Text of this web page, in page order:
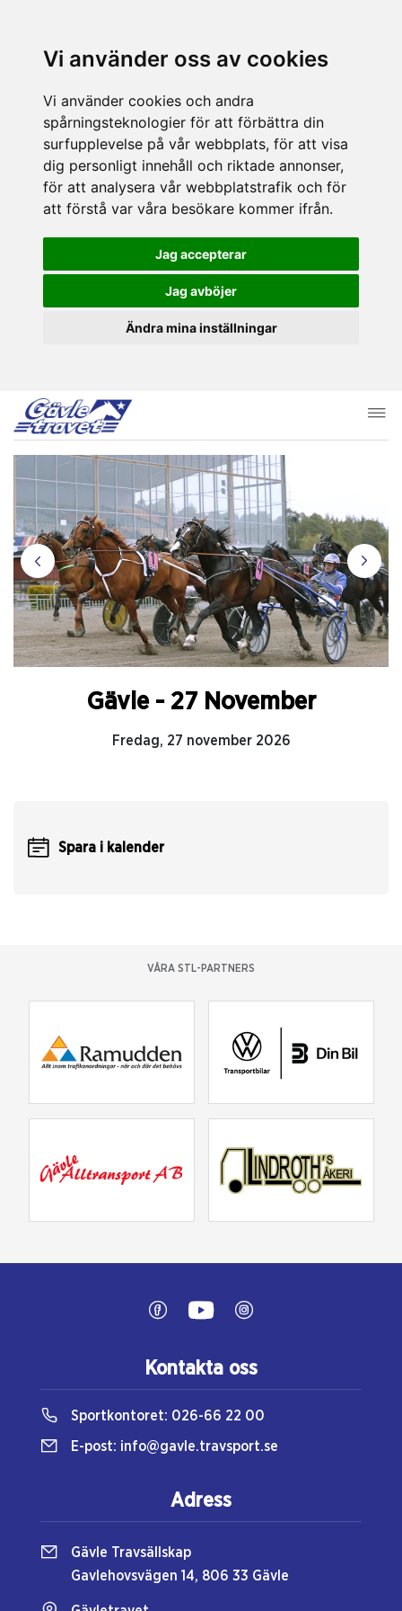
Vi använder oss av cookies
Vi använder cookies och andra
spårningsteknologier för att förbättra din
surfupplevelse på vår webbplats, för att visa
dig personligt innehåll och riktade annonser,
för att analysera vår webbplatstrafik och för
att förstå var våra besökare kommer ifrån.
Jag accepterar
Jag avböjer
Ändra mina inställningar
Gävle - 27 November
Fredag, 27 november 2026
Spara i kalender
VÅRA STL-PARTNERS
Kontakta oss
Sportkontoret: 026-66 22 00
E-post: info@gavle.travsport.se
Adress
Gävle Travsällskap
Gavlehovsvägen 14, 806 33 Gävle